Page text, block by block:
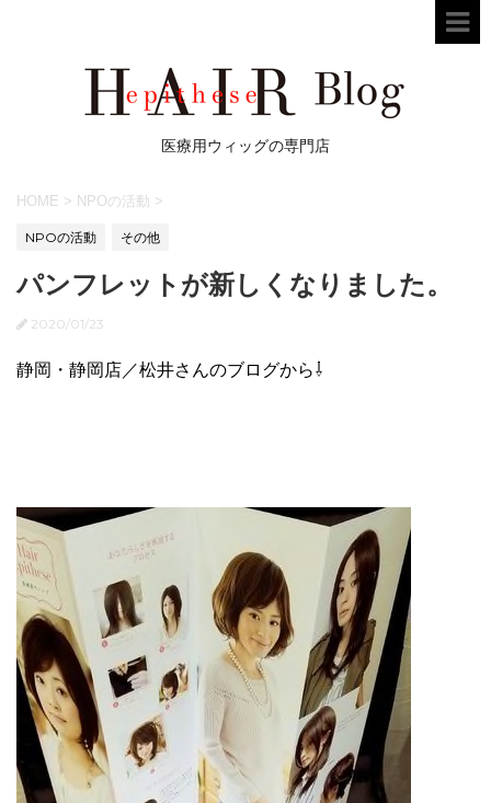
医療用ウィッグの専門店
HOME > NPOの活動 >
NPOの活動 その他
パンフレットが新しくなりました。
2020/01/23
静岡・静岡店／松井さんのブログから⇩